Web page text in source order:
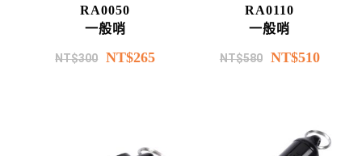
RA0050
一般哨
NT$300 NT$265
RA0110
一般哨
NT$580 NT$510